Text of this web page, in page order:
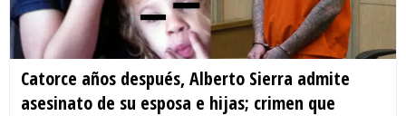
Catorce años después, Alberto Sierra admite
asesinato de su esposa e hijas; crimen que